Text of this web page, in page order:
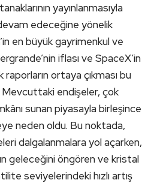
yayınlanmasıyla
edeceğine yönelik
en büyük gayrimenkul ve
iflası ve SpaceX’in
ortaya çıkması bu
endişeler, çok
sunan piyasayla birleşince
neden oldu. Bu noktada,
dalgalanmalara yol açarken,
geleceğini öngören ve kristal
seviyelerindeki hızlı artış